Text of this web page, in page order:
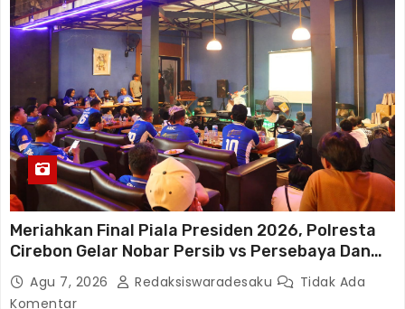
Meriahkan Final Piala Presiden 2026, Polresta
Cirebon Gelar Nobar Persib vs Persebaya Dan
Bagi-Bagi Motor Listrik
Agu 7, 2026 Redaksiswaradesaku
Tidak Ada
Komentar